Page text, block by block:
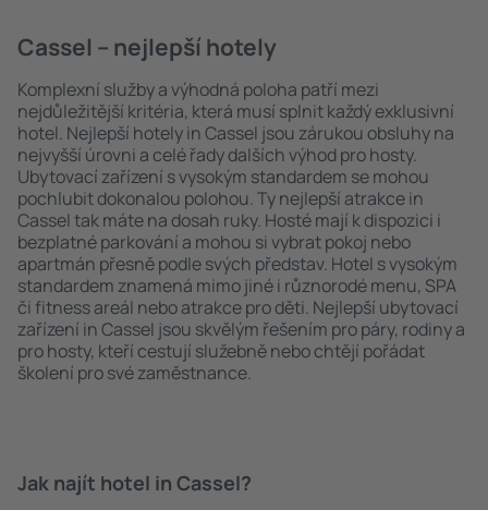
Cassel – nejlepší hotely
Komplexní služby a výhodná poloha patří mezi
nejdůležitější kritéria, která musí splnit každý exklusivní
hotel. Nejlepší hotely in Cassel jsou zárukou obsluhy na
nejvyšší úrovni a celé řady dalších výhod pro hosty.
Ubytovací zařízení s vysokým standardem se mohou
pochlubit dokonalou polohou. Ty nejlepší atrakce in
Cassel tak máte na dosah ruky. Hosté mají k dispozici i
bezplatné parkování a mohou si vybrat pokoj nebo
apartmán přesně podle svých představ. Hotel s vysokým
standardem znamená mimo jiné i různorodé menu, SPA
či fitness areál nebo atrakce pro děti. Nejlepší ubytovací
zařízení in Cassel jsou skvělým řešením pro páry, rodiny a
pro hosty, kteří cestují služebně nebo chtějí pořádat
školení pro své zaměstnance.
Jak najít hotel in Cassel?